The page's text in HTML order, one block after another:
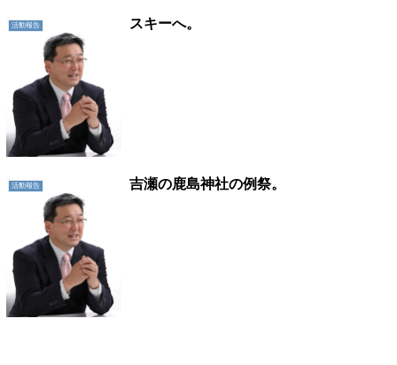
活動報告 スキーへ。
活動報告 吉瀬の鹿島神社の例祭。